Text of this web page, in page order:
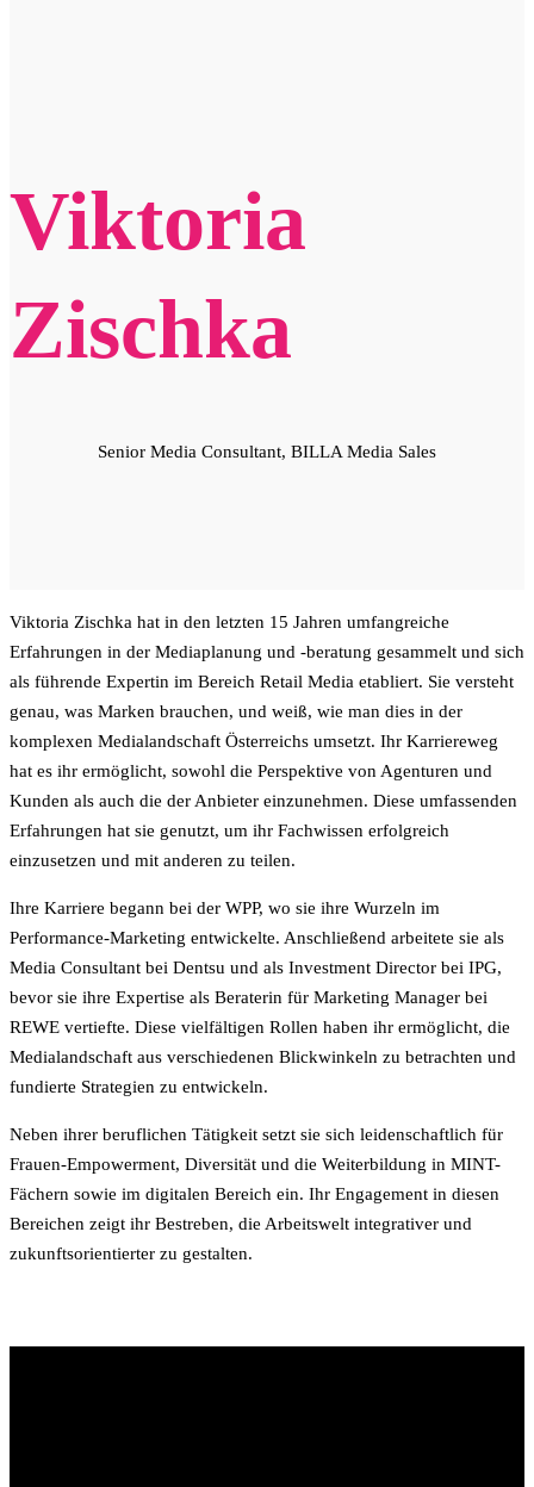
Viktoria
Zischka
Senior Media Consultant, BILLA Media Sales
Viktoria Zischka hat in den letzten 15 Jahren umfangreiche
Erfahrungen in der Mediaplanung und -beratung gesammelt und sich
als führende Expertin im Bereich Retail Media etabliert. Sie versteht
genau, was Marken brauchen, und weiß, wie man dies in der
komplexen Medialandschaft Österreichs umsetzt. Ihr Karriereweg
hat es ihr ermöglicht, sowohl die Perspektive von Agenturen und
Kunden als auch die der Anbieter einzunehmen. Diese umfassenden
Erfahrungen hat sie genutzt, um ihr Fachwissen erfolgreich
einzusetzen und mit anderen zu teilen.
Ihre Karriere begann bei der WPP, wo sie ihre Wurzeln im
Performance-Marketing entwickelte. Anschließend arbeitete sie als
Media Consultant bei Dentsu und als Investment Director bei IPG,
bevor sie ihre Expertise als Beraterin für Marketing Manager bei
REWE vertiefte. Diese vielfältigen Rollen haben ihr ermöglicht, die
Medialandschaft aus verschiedenen Blickwinkeln zu betrachten und
fundierte Strategien zu entwickeln.
Neben ihrer beruflichen Tätigkeit setzt sie sich leidenschaftlich für
Frauen-Empowerment, Diversität und die Weiterbildung in MINT-
Fächern sowie im digitalen Bereich ein. Ihr Engagement in diesen
Bereichen zeigt ihr Bestreben, die Arbeitswelt integrativer und
zukunftsorientierter zu gestalten.